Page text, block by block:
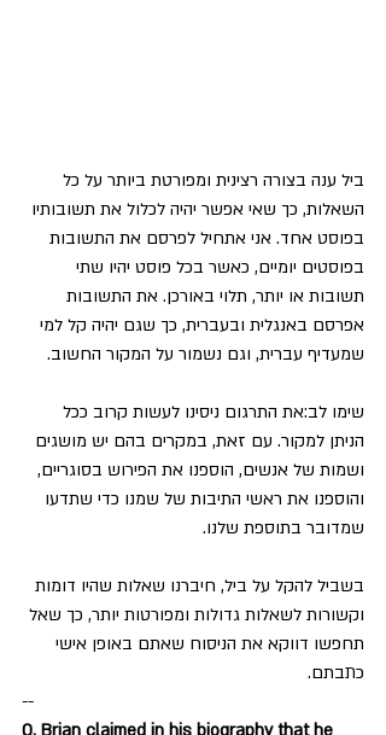
ביל ענה בצורה רצינית ומפורטת ביותר על כל
השאלות, כך שאי אפשר יהיה לכלול את תשובותיו
בפוסט אחד. אני אתחיל לפרסם את התשובות
בפוסטים יומיים, כאשר בכל פוסט יהיו שתי
תשובות או יותר, תלוי באורכן. את התשובות
אפרסם באנגלית ובעברית, כך שגם יהיה קל למי
שמעדיף עברית, וגם נשמור על המקור החשוב.
שימו לב:את התרגום ניסינו לעשות קרוב ככל
הניתן למקור. עם זאת, במקרים בהם יש מושגים
ושמות של אנשים, הוספנו את הפירוש בסוגריים,
והוספנו את ראשי התיבות של שמנו כדי שתדעו
שמדובר בתוספת שלנו.
בשביל להקל על ביל, חיברנו שאלות שהיו דומות
וקשורות לשאלות גדולות ומפורטות יותר, כך שאל
תחפשו דווקא את הניסוח שאתם באופן אישי
כתבתם.
--